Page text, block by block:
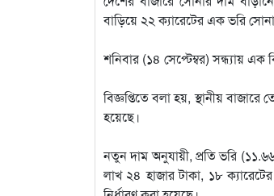
বাড়িয়ে ২২ ক্যারেটের এক ভরি
শনিবার (১৪ সেপ্টেম্বর) সন্ধ্যায়
বিজ্ঞপ্তিতে বলা হয়, স্থানীয় বাজারে
হয়েছে।
নতুন দাম অনুযায়ী, প্রতি ভরি
লাখ ২৪ হাজার টাকা, ১৮